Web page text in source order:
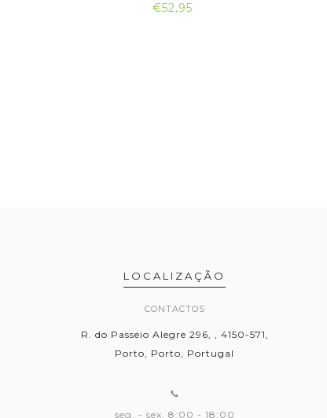
€52,95
LOCALIZAÇÃO
CONTACTOS
R. do Passeio Alegre 296, , 4150-571,
Porto, Porto, Portugal
📞
seg. - sex. 8:00 - 18:00